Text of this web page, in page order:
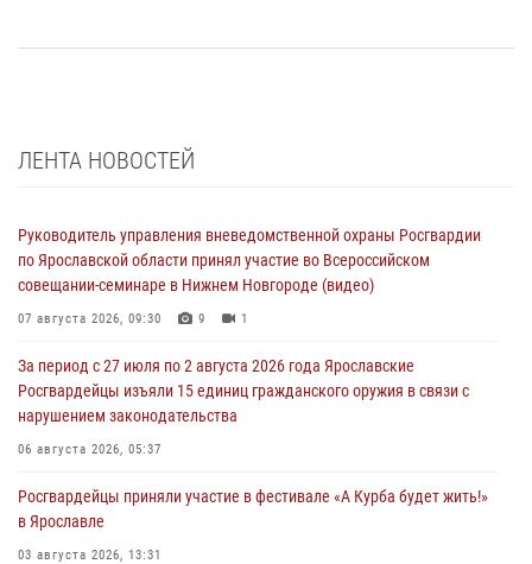
ЛЕНТА НОВОСТЕЙ
Руководитель управления вневедомственной охраны Росгвардии
по Ярославской области принял участие во Всероссийском
совещании-семинаре в Нижнем Новгороде (видео)
07 августа 2026, 09:30 9 1
За период с 27 июля по 2 августа 2026 года Ярославские
Росгвардейцы изъяли 15 единиц гражданского оружия в связи с
нарушением законодательства
06 августа 2026, 05:37
Росгвардейцы приняли участие в фестивале «А Курба будет жить!»
в Ярославле
03 августа 2026, 13:31